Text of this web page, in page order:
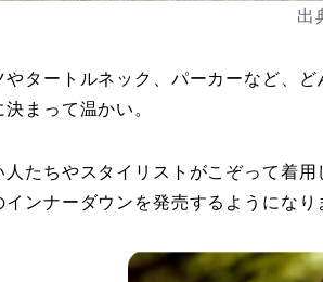
出
やタートルネック、パーカーなど、
まって温かい。
人たちやスタイリストがこぞって着
インナーダウンを発売するようになり